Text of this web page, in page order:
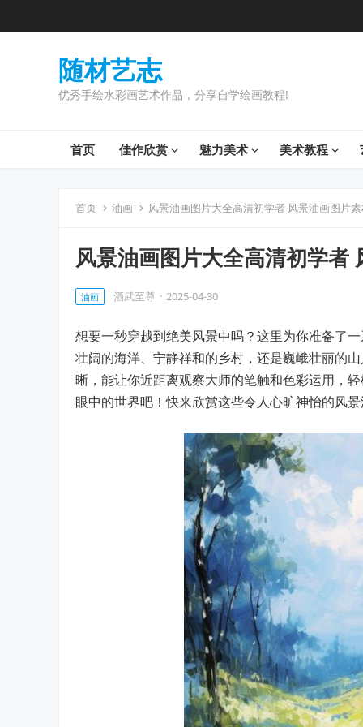
随材艺志
优秀手绘水彩画艺术作品，分享自学绘画教程!
首页 佳作欣赏 魅力美术 美术教程
首页 油画 风景油画图片大全高清初学者 风景油画图片
风景油画图片大全高清初学者
油画 酒武至尊 · 2025-04-30
想要一秒穿越到绝美风景中吗？这里为你准备了
壮阔的海洋、宁静祥和的乡村，还是巍峨壮丽的
晰，能让你近距离观察大师的笔触和色彩运用，
眼中的世界吧！快来欣赏这些令人心旷神怡的风